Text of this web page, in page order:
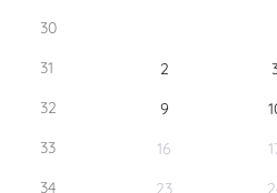
30
31
2
32
9
33
16
34
23